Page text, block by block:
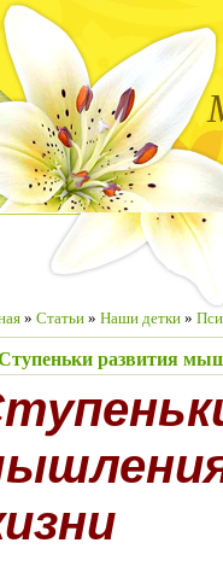
» Статьи » Наши детки »
развития